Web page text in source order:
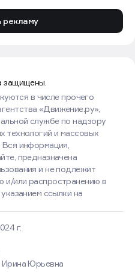
рекламу
защищены.
г.
Ирина Юрьевна
в числе прочего
«Движение.ру»,
службе по надзору
технологий и массовых
информация,
предназначена
и не подлежит
и/или распространению в
ссылки на